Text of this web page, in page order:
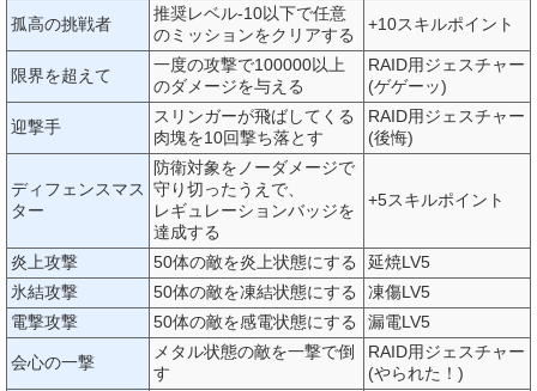
孤高の挑戦者
推奨レベル-10以下で任意
のミッションをクリアする
+10スキルポイント
限界を超えて
一度の攻撃で100000以上
のダメージを与える
RAID用ジェスチャー
(ゲゲーッ)
迎撃手
スリンガーが飛ばしてくる
肉塊を10回撃ち落とす
RAID用ジェスチャー
(後悔)
ディフェンスマス
ター
防衛対象をノーダメージで
守り切ったうえで、
レギュレーションバッジを
達成する
+5スキルポイント
炎上攻撃 50体の敵を炎上状態にする
延焼LV5
氷結攻撃
50体の敵を凍結状態にする
凍傷LV5
電撃攻撃
50体の敵を感電状態にする 漏電LV5
会心の一撃
メタル状態の敵を一撃で倒
す
RAID用ジェスチャー
(やられた！)